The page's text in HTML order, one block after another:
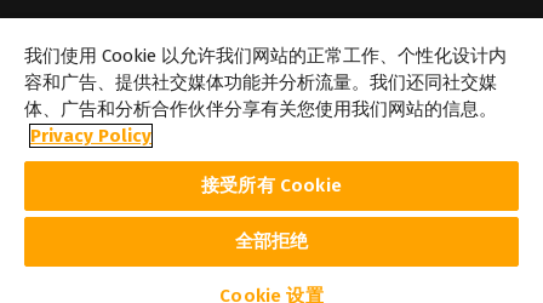
关于Caldera
我们的地点
关于Dover
合作伙伴
及品牌名称均为其各自所有者的财产。此处展示的所有图像和照片版
权归其各自所有者所有。Caldera 在不事先通知的情况下修改本网站
我们使用 Cookie 以允许我们网站的正常工作、个性化设计内
容和广告、提供社交媒体功能并分析流量。我们还同社交媒
体、广告和分析合作伙伴分享有关您使用我们网站的信息。
Privacy Policy
接受所有 Cookie
全部拒绝
Cookie 设置